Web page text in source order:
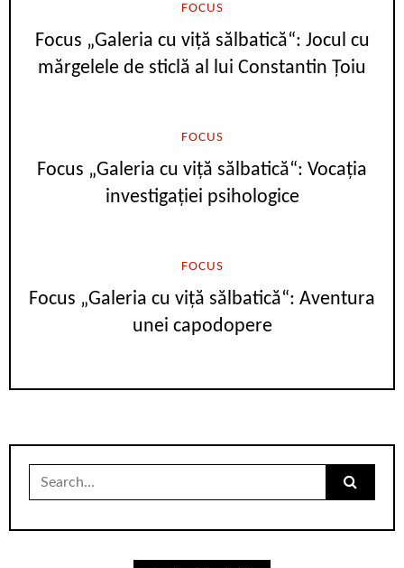
FOCUS
Focus „Galeria cu viță sălbatică“: Jocul cu
mărgelele de sticlă al lui Constantin Țoiu
FOCUS
Focus „Galeria cu viță sălbatică“: Vocația
investigației psihologice
FOCUS
Focus „Galeria cu viță sălbatică“: Aventura
unei capodopere
Search